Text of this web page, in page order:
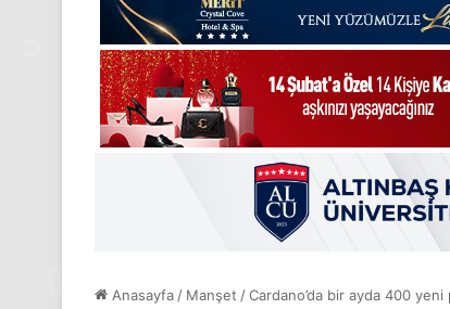
Anasayfa / Manşet /Cardano’da bir ayda 400